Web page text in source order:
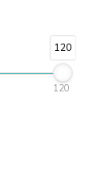
options
peuvent
120
120